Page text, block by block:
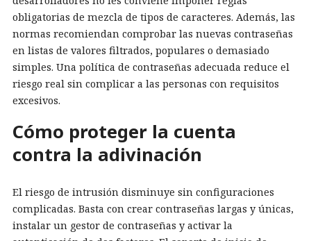
obligatorias de mezcla de tipos de caracteres. Además, las
normas recomiendan comprobar las nuevas contraseñas
en listas de valores filtrados, populares o demasiado
simples. Una política de contraseñas adecuada reduce el
riesgo real sin complicar a las personas con requisitos
excesivos.
Cómo proteger la cuenta
contra la adivinación
El riesgo de intrusión disminuye sin configuraciones
complicadas. Basta con crear contraseñas largas y únicas,
instalar un gestor de contraseñas y activar la